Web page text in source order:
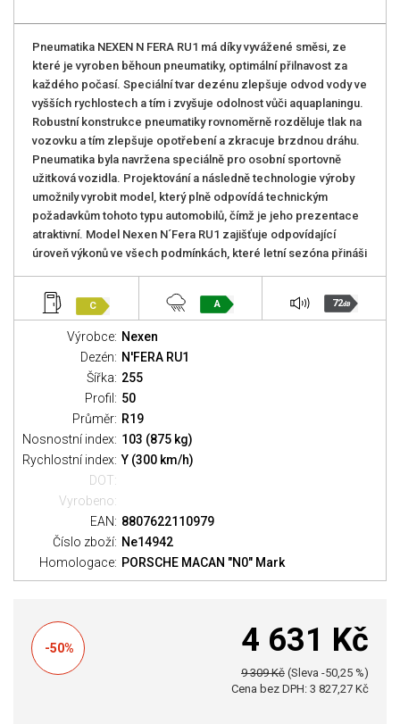
Pneumatika NEXEN N FERA RU1 má díky vyvážené směsi, ze
které je vyroben běhoun pneumatiky, optimální přilnavost za
každého počasí. Speciální tvar dezénu zlepšuje odvod vody ve
vyšších rychlostech a tím i zvyšuje odolnost vůči aquaplaningu.
Robustní konstrukce pneumatiky rovnoměrně rozděluje tlak na
vozovku a tím zlepšuje opotřebení a zkracuje brzdnou dráhu.
Pneumatika byla navržena speciálně pro osobní sportovně
užitková vozidla. Projektování a následně technologie výroby
umožnily vyrobit model, který plně odpovídá technickým
požadavkům tohoto typu automobilů, čímž je jeho prezentace
atraktivní. Model Nexen N´Fera RU1 zajišťuje odpovídající
úroveň výkonů ve všech podmínkách, které letní sezóna přináši
C A 72dB
Výrobce: Nexen
Dezén: N'FERA RU1
Šířka: 255
Profil: 50
Průměr: R19
Nosnostní index: 103 (875 kg)
Rychlostní index: Y (300 km/h)
DOT:
Vyrobeno:
EAN: 8807622110979
Číslo zboží: Ne14942
Homologace: PORSCHE MACAN "N0" Mark
-50% 4 631 Kč
9 309 Kč (Sleva -50,25 %)
Cena bez DPH: 3 827,27 Kč